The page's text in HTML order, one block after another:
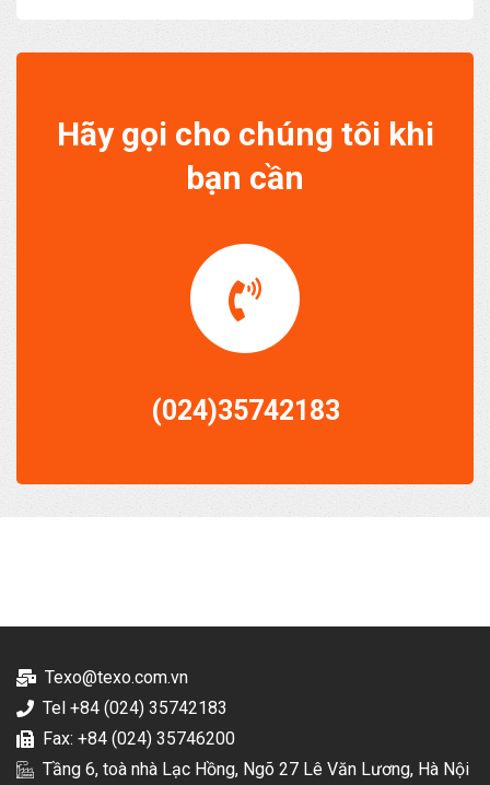
Hãy gọi cho chúng tôi khi
bạn cần
(024)35742183
Texo@texo.com.vn
Tel +84 (024) 35742183
Fax: +84 (024) 35746200
Tầng 6, toà nhà Lạc Hồng, Ngõ 27 Lê Văn Lương, Hà Nội